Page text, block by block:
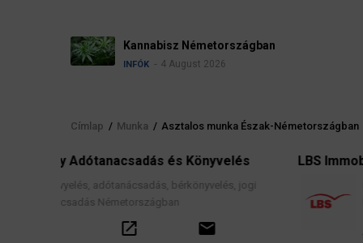
Németországban
4 August 2026
Morzsa
Címlap / Munka / Asztalos munka Észak-Németországban
jogi
LBS Immobilien-GmbH NordWest
Ingatlanközvetítés, lakáscélú
hitelek, lakástakarék- és építési
szerződések, valamint kapcsolódó
tanácsadás.